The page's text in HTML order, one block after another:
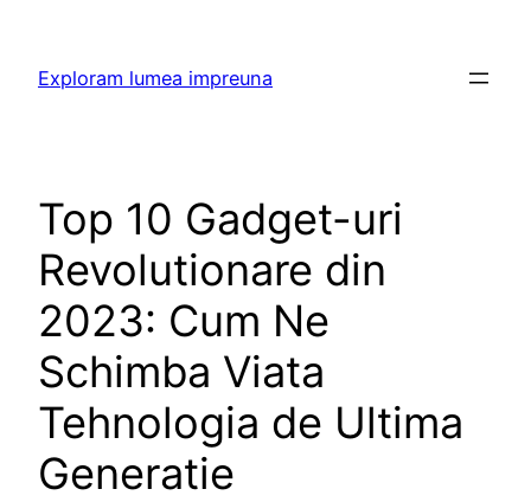
content
Exploram lumea impreuna
Top 10 Gadget-uri
Revolutionare din
2023: Cum Ne
Schimba Viata
Tehnologia de Ultima
Generatie